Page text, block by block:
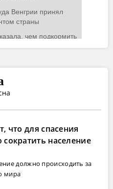
что для спасения
население
должно происходить за
мира